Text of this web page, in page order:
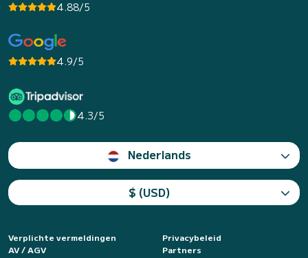
4.88/5
4.9/5
4.3/5
Nederlands
$ (USD)
Verplichte vermeldingen
Privacybeleid
AV / AGV
Partners